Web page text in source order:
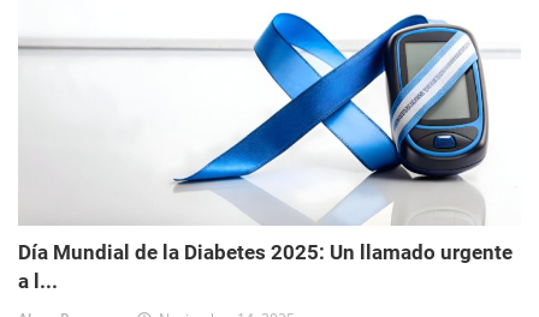
Día Mundial de la Diabetes 2025: Un llamado urgente
a l...